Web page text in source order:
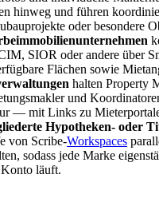
hinweg und führen
oder besondere
SIOR oder andere über
Flächen sowie
halten Property
und
— mit Links zu
Hypotheken- oder
von Scribe-Workspaces
sodass jede Marke
läuft.